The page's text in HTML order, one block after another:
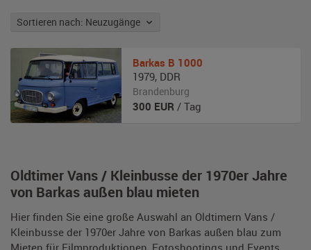
Sortieren nach: Neuzugänge
Oldtimer Vans / Kleinbusse der 1970er Jahre
von Barkas außen blau mieten
Hier finden Sie eine große Auswahl an Oldtimern Vans /
Kleinbusse der 1970er Jahre von Barkas außen blau zum
Mieten für Filmproduktionen, Fotoshootings und Events.
Barkas B 1000
1979, DDR
Brandenburg
300 EUR / Tag